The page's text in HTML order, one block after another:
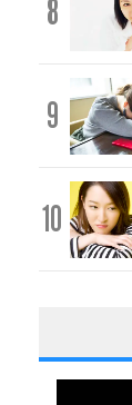
8
9
10
1